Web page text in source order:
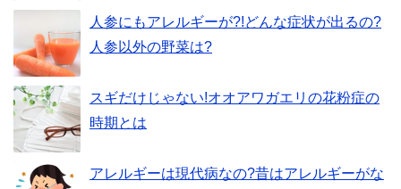
人参にもアレルギーが?!どんな症状が出るの?
人参以外の野菜は?
スギだけじゃない!オオアワガエリの花粉症の
時期とは
アレルギーは現代病なの?昔はアレルギーがな